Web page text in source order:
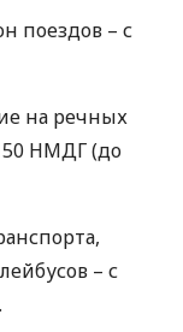
поездов – с
на речных
НМДГ(до
– с
.